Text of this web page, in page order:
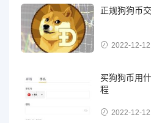
正规狗狗币
2022-12-12
买狗狗币用
程
2022-12-12